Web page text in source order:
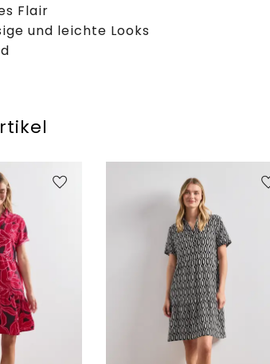
Flair
und leichte Looks